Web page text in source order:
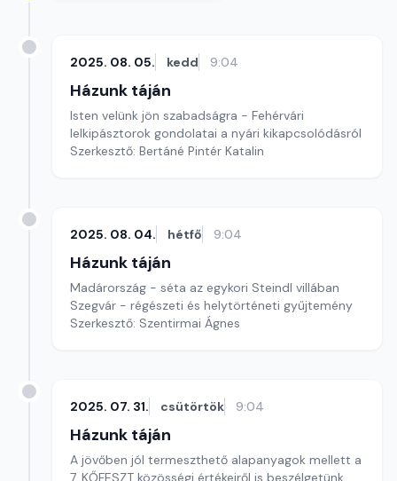
2025. 08. 05. kedd 9:04
Házunk táján
Isten velünk jön szabadságra - Fehérvári
lelkipásztorok gondolatai a nyári kikapcsolódásról
Szerkesztő: Bertáné Pintér Katalin
2025. 08. 04. hétfő 9:04
Házunk táján
Madárország - séta az egykori Steindl villában
Szegvár - régészeti és helytörténeti gyűjtemény
Szerkesztő: Szentirmai Ágnes
2025. 07. 31. csütörtök 9:04
Házunk táján
A jövőben jól termeszthető alapanyagok mellett a
7. KŐFESZT közösségi értékeiről is beszélgetünk